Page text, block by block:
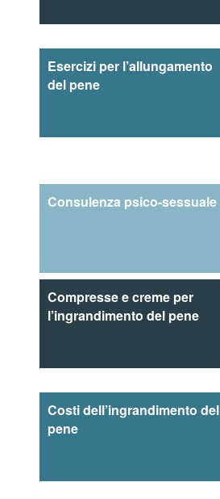
Esercizi per l’allungamento
del pene
Consulenza psico-sessuale
Compresse e creme per
l’ingrandimento del pene
Costi dell’ingrandimento del
pene